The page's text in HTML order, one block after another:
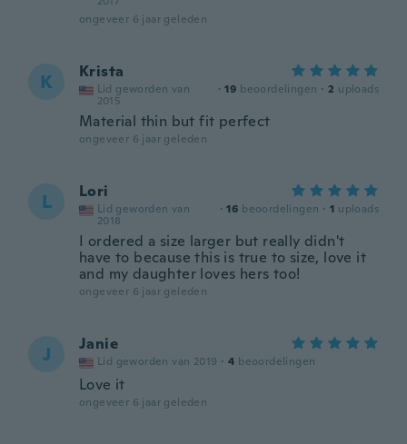
ongeveer 6 jaar geleden
K Krista
Lid geworden van
2015
· 19 beoordelingen · 2 uploads
Material thin but fit perfect
ongeveer 6 jaar geleden
L Lori
Lid geworden van
2018
· 16 beoordelingen · 1 uploads
I ordered a size larger but really didn't
have to because this is true to size, love it
and my daughter loves hers too!
ongeveer 6 jaar geleden
J Janie
Lid geworden van 2019 · 4 beoordelingen
Love it
ongeveer 6 jaar geleden